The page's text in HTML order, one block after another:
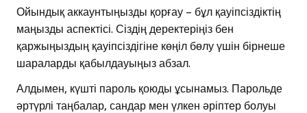
Ойындық аккаунтыңызды қорғау – бұл қауіпсіздіктің
маңызды аспектісі. Сіздің деректеріңіз бен
қаржыңыздың қауіпсіздігіне көңіл бөлу үшін бірнеше
шараларды қабылдауыңыз абзал.
Алдымен, күшті пароль қоюды ұсынамыз. Парольде
әртүрлі таңбалар, сандар мен үлкен әріптер болуы